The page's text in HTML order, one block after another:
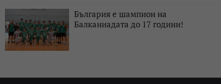
България е шампион на
Балканиадата до 17 години!